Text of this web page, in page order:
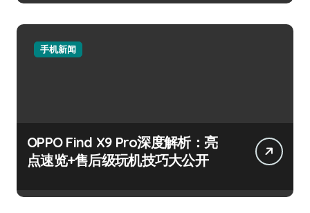
手机新闻
OPPO Find X9 Pro深度解析：亮
点速览+售后级玩机技巧大公开